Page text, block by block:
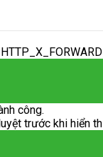
công.
trước khi hiển